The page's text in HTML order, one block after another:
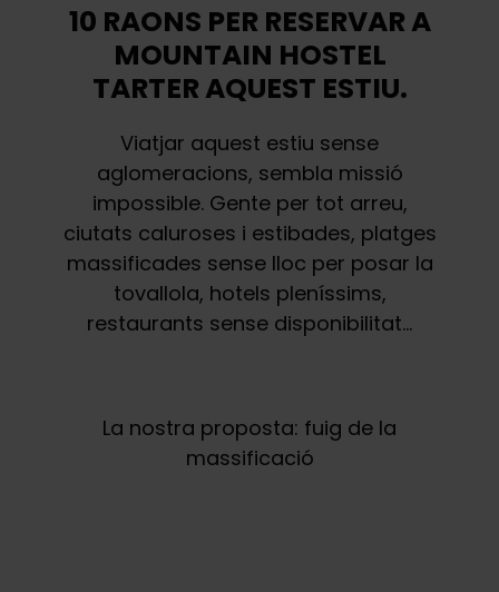
10 RAONS PER RESERVAR A
MOUNTAIN HOSTEL
TARTER AQUEST ESTIU.
Viatjar aquest estiu sense
aglomeracions, sembla missió
impossible. Gente per tot arreu,
ciutats caluroses i estibades, platges
massificades sense lloc per posar la
tovallola, hotels pleníssims,
restaurants sense disponibilitat…
La nostra proposta: fuig de la
massificació